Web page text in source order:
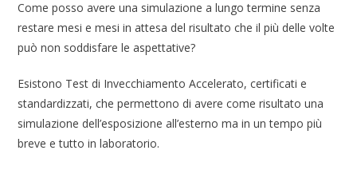
Come posso avere una simulazione a lungo termine senza
restare mesi e mesi in attesa del risultato che il più delle volte
può non soddisfare le aspettative?
Esistono Test di Invecchiamento Accelerato, certificati e
standardizzati, che permettono di avere come risultato una
simulazione dell’esposizione all’esterno ma in un tempo più
breve e tutto in laboratorio.